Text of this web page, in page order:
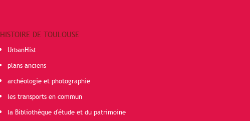
HISTOIRE DE TOULOUSE
UrbanHist
plans anciens
archéologie et photographie
les transports en commun
la Bibliothèque d'étude et du patrimoine